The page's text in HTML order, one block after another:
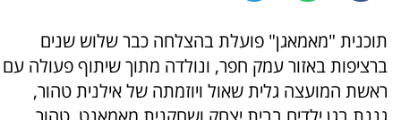
תוכנית "מאמאגן" פועלת בהצלחה כבר שלוש שנים
ברציפות באזור עמק חפר, ונולדה מתוך שיתוף פעולה עם
ראשת המועצה גלית שאול ויוזמתה של אילנית טהור,